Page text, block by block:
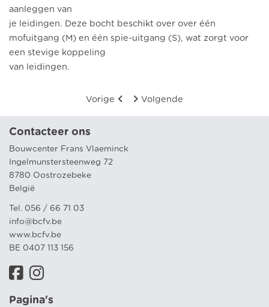
aanleggen van
je leidingen. Deze bocht beschikt over over één
mofuitgang (M) en één spie-uitgang (S), wat zorgt voor
een stevige koppeling
van leidingen.
Vorige Volgende
Contacteer ons
Bouwcenter Frans Vlaeminck
Ingelmunstersteenweg 72
8780 Oostrozebeke
België
Tel. 056 / 66 71 03
info@bcfv.be
www.bcfv.be
BE 0407 113 156
Pagina's